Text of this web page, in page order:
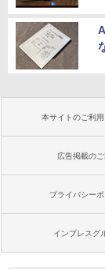
本サイトのご利
広告掲載の
プライバシー
インプレスグ